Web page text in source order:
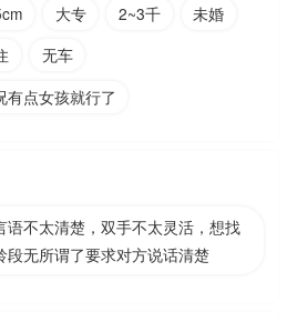
大专 2~3千
未婚
无车
有点女孩就行了
语不太清楚，双手不太灵活，想找
段无所谓了要求对方说话清楚